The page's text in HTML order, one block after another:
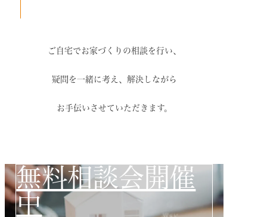
ご自宅でお家づくりの相談を行い、
疑問を一緒に考え、解決しながら
お手伝いさせていただきます。
無料相談会開催
中